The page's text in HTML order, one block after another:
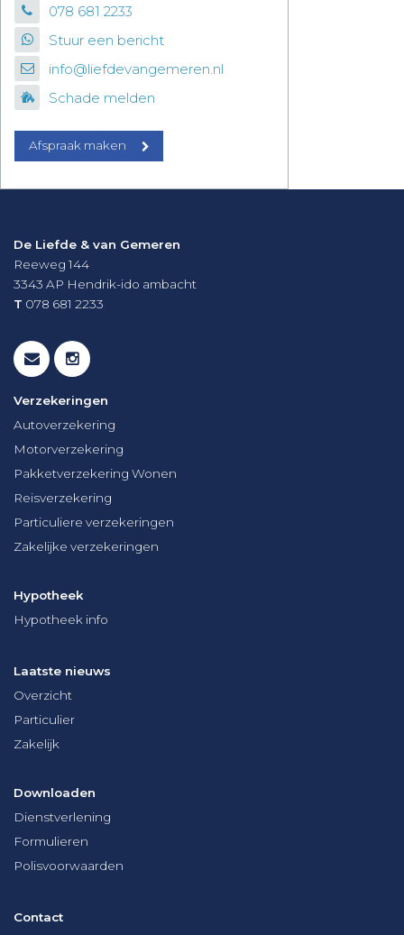
078 681 2233
Stuur een bericht
info@liefdevangemeren.nl
Schade melden
Afspraak maken
De Liefde & van Gemeren
Reeweg 144
3343 AP Hendrik-ido ambacht
T 078 681 2233
Verzekeringen
Autoverzekering
Motorverzekering
Pakketverzekering Wonen
Reisverzekering
Particuliere verzekeringen
Zakelijke verzekeringen
Hypotheek
Hypotheek info
Laatste nieuws
Overzicht
Particulier
Zakelijk
Downloaden
Dienstverlening
Formulieren
Polisvoorwaarden
Contact